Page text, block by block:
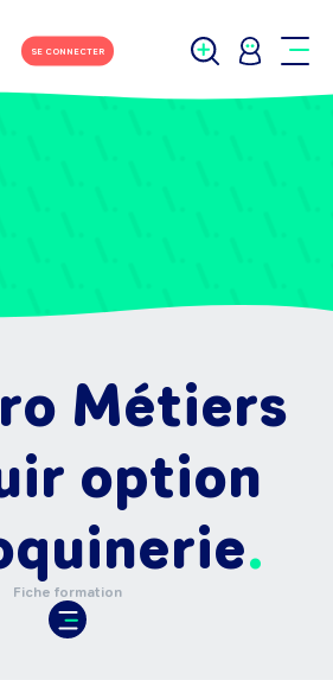
SE CONNECTER
Métiers
option
Fiche formation